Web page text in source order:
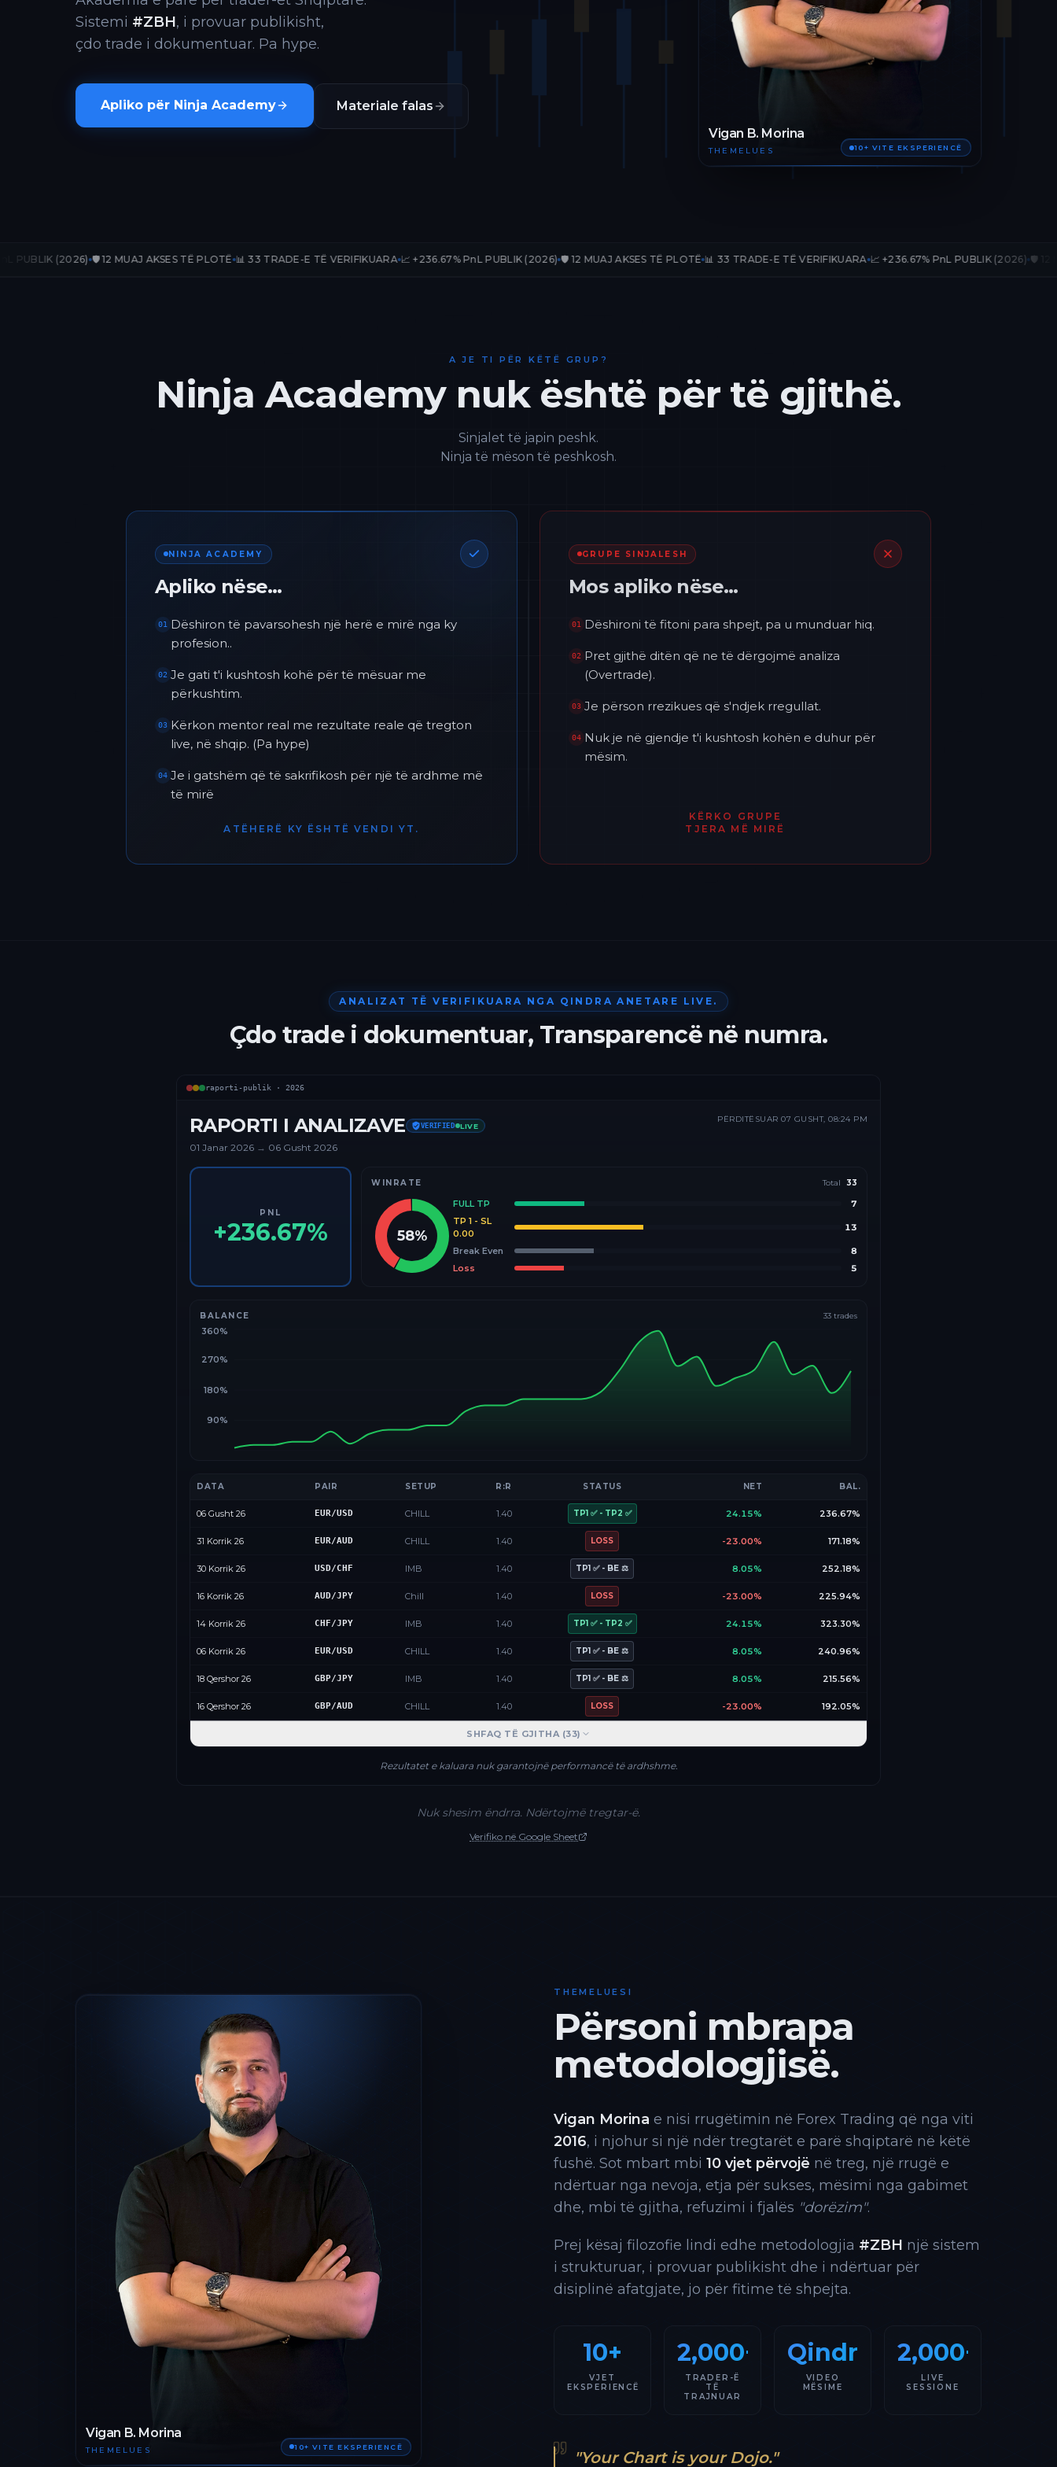
Vigan B. Morina
THEMELUES 10+ VITE EKSPERIENCË
Sistemi #ZBH, i provuar publikisht,
çdo trade i dokumentuar. Pa hype.
Apliko për Ninja Academy Materiale falas
🛡️ 12 MUAJ AKSES TË PLOTË 📊 33 TRADE-E TË VERIFIKUARA 📈 +236.67% PnL PUBLIK (2026) 🛡️ 12 MUAJ AKSES TË PLOTË 📊 33 TRADE-E TË VERIFIKUARA 📈 +236.67% PnL PUBLIK (2026) 🛡️ 12 MUAJ AKSES
A JE TI PËR KËTË GRUP?
Ninja Academy nuk është për të gjithë.
Sinjalet të japin peshk.
Ninja të mëson të peshkosh.
GRUPE SINJALESH
Mos apliko nëse…
01 Dëshironi të fitoni para shpejt, pa u munduar hiq.
02 Pret gjithë ditën që ne të dërgojmë analiza
(Overtrade).
03 Je përson rrezikues që s'ndjek rregullat.
04 Nuk je në gjendje t'i kushtosh kohën e duhur për
mësim.
KËRKO GRUPE
TJERA MË MIRË
NINJA ACADEMY
Apliko nëse…
01
Dëshiron të pavarsohesh një herë e mirë nga ky
profesion..
02 Je gati t'i kushtosh kohë për të mësuar me
përkushtim.
03 Kërkon mentor real me rezultate reale që tregton
live, në shqip. (Pa hype)
04 Je i gatshëm që të sakrifikosh për një të ardhme më
të mirë
ATËHERË KY ËSHTË VENDI YT.
ANALIZAT TË VERIFIKUARA NGA QINDRA ANETARE LIVE.
Çdo trade i dokumentuar, Transparencë në numra.
raporti-publik · 2026
RAPORTI I ANALIZAVE VERIFIED LIVE
01 Janar 2026 → 06 Gusht 2026
PËRDITËSUAR 07 GUSHT, 08:24 PM
PNL
+236.67%
WINRATE Total 33
58%
FULL TP
7
TP 1 - SL
0.00
13
Break Even
8
Loss
5
BALANCE 33 trades
90%
180%
270%
360%
DATA PAIR SETUP R:R STATUS NET BAL.
06 Gusht 26 EUR/USD CHILL 1.40 TP1 ✅ - TP2 ✅ 24.15% 236.67%
31 Korrik 26 EUR/AUD CHILL 1.40 LOSS -23.00% 171.18%
30 Korrik 26 USD/CHF IMB 1.40 TP1 ✅ - BE ⚖️ 8.05% 252.18%
16 Korrik 26 AUD/JPY Chill 1.40 LOSS -23.00% 225.94%
14 Korrik 26 CHF/JPY IMB 1.40 TP1 ✅ - TP2 ✅ 24.15% 323.30%
06 Korrik 26 EUR/USD CHILL 1.40 TP1 ✅ - BE ⚖️ 8.05% 240.96%
18 Qershor 26 GBP/JPY IMB 1.40 TP1 ✅ - BE ⚖️ 8.05% 215.56%
16 Qershor 26 GBP/AUD CHILL 1.40 LOSS -23.00% 192.05%
SHFAQ TË GJITHA (33)
Rezultatet e kaluara nuk garantojnë performancë të ardhshme.
Nuk shesim ëndrra. Ndërtojmë tregtar-ë.
Verifiko në Google Sheet
Vigan B. Morina
THEMELUES 10+ VITE EKSPERIENCË
THEMELUESI
Përsoni mbrapa
metodologjisë.
Vigan Morina e nisi rrugëtimin në Forex Trading që nga viti
2016, i njohur si një ndër tregtarët e parë shqiptarë në këtë
fushë. Sot mbart mbi 10 vjet përvojë në treg, një rrugë e
ndërtuar nga nevoja, etja për sukses, mësimi nga gabimet
dhe, mbi të gjitha, refuzimi i fjalës "dorëzim".
Prej kësaj filozofie lindi edhe metodologjia #ZBH një sistem
i strukturuar, i provuar publikisht dhe i ndërtuar për
disiplinë afatgjate, jo për fitime të shpejta.
10+
VJET
EKSPERIENCË
2,000+
TRADER-Ë
TË
TRAJNUAR
Qindra
VIDEO
MËSIME
2,000+
LIVE
SESSIONE
"Your Chart is your Dojo."